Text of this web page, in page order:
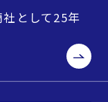
として25年